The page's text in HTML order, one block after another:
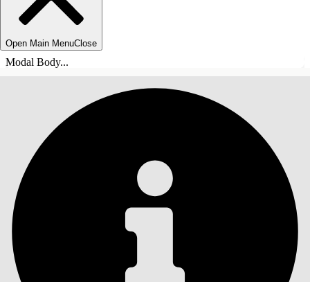
Open Main MenuClose
Modal Body...
INHALT